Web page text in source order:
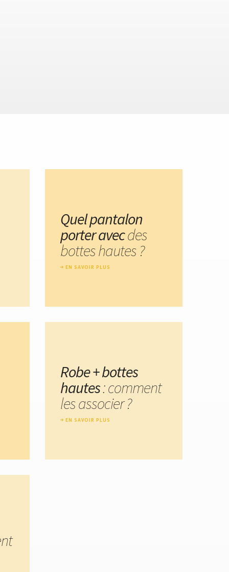
Quel pantalon
porter avecdes
bottes hautes ?
EN SAVOIR PLUS
Robe + bottes
hautes: comment
les associer ?
EN SAVOIR PLUS